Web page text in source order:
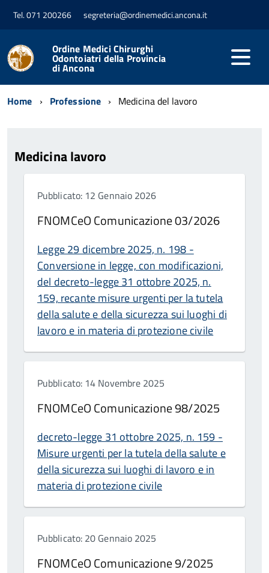
Tel. 071 200266 segreteria@ordinemedici.ancona.it
Ordine Medici Chirurghi
Odontoiatri della Provincia
di Ancona
Home Professione Medicina del lavoro
Medicina lavoro
Pubblicato: 12 Gennaio 2026
FNOMCeO Comunicazione 03/2026
Legge 29 dicembre 2025, n. 198 -
Conversione in legge, con modificazioni,
del decreto-legge 31 ottobre 2025, n.
159, recante misure urgenti per la tutela
della salute e della sicurezza sui luoghi di
lavoro e in materia di protezione civile
Pubblicato: 14 Novembre 2025
FNOMCeO Comunicazione 98/2025
decreto-legge 31 ottobre 2025, n. 159 -
Misure urgenti per la tutela della salute e
della sicurezza sui luoghi di lavoro e in
materia di protezione civile
Pubblicato: 20 Gennaio 2025
FNOMCeO Comunicazione 9/2025